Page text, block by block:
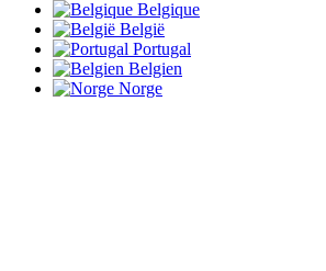
Belgique
België
Portugal
Belgien
Norge